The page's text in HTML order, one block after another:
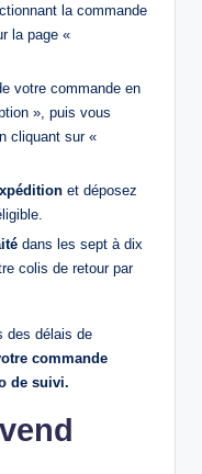
la commande
la page «
votre commande en
», puis vous
cliquant sur «
et déposez
dans les sept à dix
colis de retour par
des délais de
commande
de suivi.